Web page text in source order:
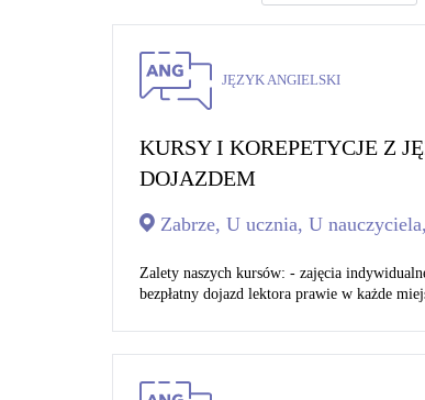
JĘZYK ANGIELSKI
KURSY I KOREPETYCJE Z
DOJAZDEM
Zabrze, U ucznia, U
Zalety naszych kursów: - zajęcia
bezpłatny dojazd lektora prawie w każde